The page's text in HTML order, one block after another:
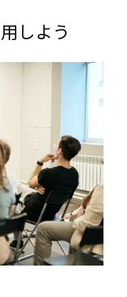
しよう